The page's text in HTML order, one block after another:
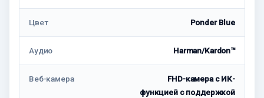
Цвет Ponder Blue
Аудио Harman/Kardon™
Веб-камера
FHD-камера с ИК-
функцией с поддержкой